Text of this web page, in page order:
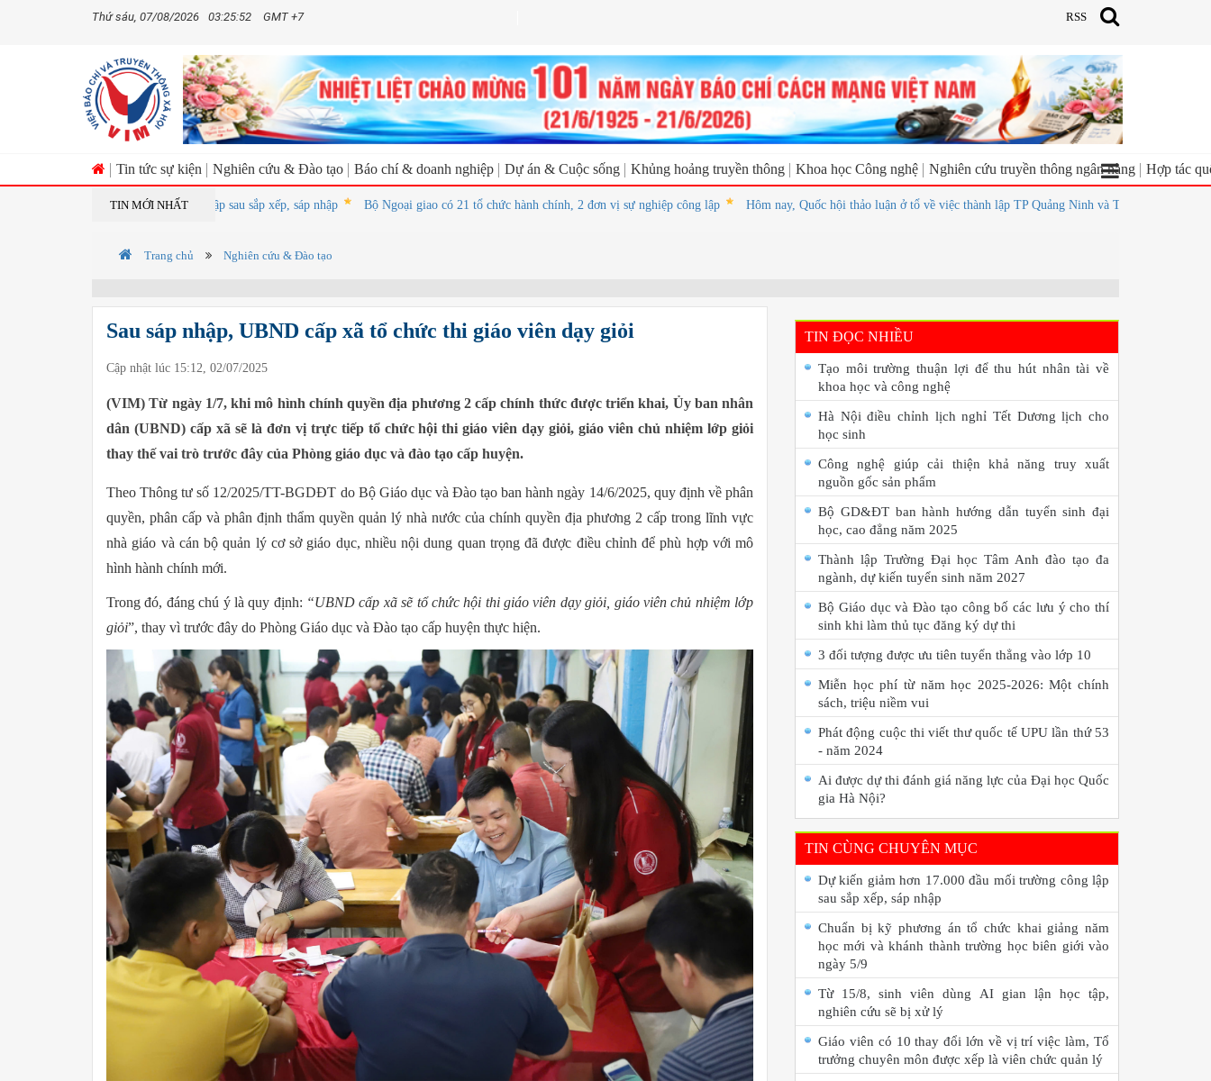
Thứ sáu, 07/08/2026 03:25:53 GMT +7 RSS
Tin tức sự kiện Nghiên cứu & Đào tạo Báo chí & doanh nghiệp Dự án & Cuộc sống Khủng hoảng truyền thông Khoa học Công nghệ Nghiên cứu truyền thông ngân hàng Hợp tác
TIN MỚI NHẤT
17.000 đầu mối trường công lập sau sắp xếp, sáp nhập Bộ Ngoại giao có 21 tổ chức hành chính, 2 đơn vị sự nghiệp công lập Hôm nay, Quốc hội thảo luận ở tổ về việc thành lập TP Quảng Ninh và TP Bắc Ninh
Trang chủ Nghiên cứu & Đào tạo
Sau sáp nhập, UBND cấp xã tổ chức thi giáo viên dạy giỏi
Cập nhật lúc 15:12, 02/07/2025
(VIM) Từ ngày 1/7, khi mô hình chính quyền địa phương 2 cấp chính thức được triển khai, Ủy ban nhân
dân (UBND) cấp xã sẽ là đơn vị trực tiếp tổ chức hội thi giáo viên dạy giỏi, giáo viên chủ nhiệm lớp giỏi
thay thế vai trò trước đây của Phòng giáo dục và đào tạo cấp huyện.
Theo Thông tư số 12/2025/TT-BGDĐT do Bộ Giáo dục và Đào tạo ban hành ngày 14/6/2025, quy định về phân
quyền, phân cấp và phân định thẩm quyền quản lý nhà nước của chính quyền địa phương 2 cấp trong lĩnh vực
nhà giáo và cán bộ quản lý cơ sở giáo dục, nhiều nội dung quan trọng đã được điều chỉnh để phù hợp với mô
hình hành chính mới.
Trong đó, đáng chú ý là quy định: “UBND cấp xã sẽ tổ chức hội thi giáo viên dạy giỏi, giáo viên chủ nhiệm lớp
giỏi”, thay vì trước đây do Phòng Giáo dục và Đào tạo cấp huyện thực hiện.
TIN ĐỌC NHIỀU
Tạo môi trường thuận lợi để thu hút nhân tài về
khoa học và công nghệ
Hà Nội điều chỉnh lịch nghỉ Tết Dương lịch cho
học sinh
Công nghệ giúp cải thiện khả năng truy xuất
nguồn gốc sản phẩm
Bộ GD&ĐT ban hành hướng dẫn tuyển sinh đại
học, cao đẳng năm 2025
Thành lập Trường Đại học Tâm Anh đào tạo đa
ngành, dự kiến tuyển sinh năm 2027
Bộ Giáo dục và Đào tạo công bố các lưu ý cho thí
sinh khi làm thủ tục đăng ký dự thi
3 đối tượng được ưu tiên tuyển thẳng vào lớp 10
Miễn học phí từ năm học 2025-2026: Một chính
sách, triệu niềm vui
Phát động cuộc thi viết thư quốc tế UPU lần thứ 53
- năm 2024
Ai được dự thi đánh giá năng lực của Đại học Quốc
gia Hà Nội?
TIN CÙNG CHUYÊN MỤC
Dự kiến giảm hơn 17.000 đầu mối trường công lập
sau sắp xếp, sáp nhập
Chuẩn bị kỹ phương án tổ chức khai giảng năm
học mới và khánh thành trường học biên giới vào
ngày 5/9
Từ 15/8, sinh viên dùng AI gian lận học tập,
nghiên cứu sẽ bị xử lý
Giáo viên có 10 thay đổi lớn về vị trí việc làm, Tổ
trưởng chuyên môn được xếp là viên chức quản lý